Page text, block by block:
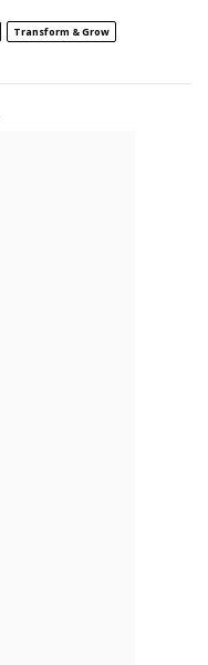
Transform & Grow